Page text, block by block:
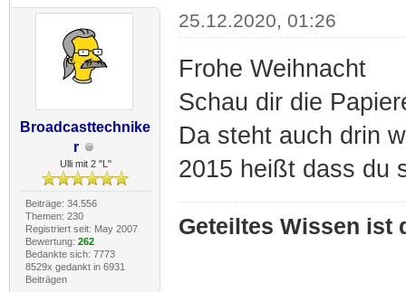
Broadcasttechnike
r
Ulli mit 2 "L"
Beiträge: 34.556
Themen: 230
Registriert seit: May 2007
Bewertung: 262
Bedankte sich: 7773
8529x gedankt in 6931
Beiträgen
25.12.2020, 01:26
Frohe Weihnacht
Schau dir die
Da steht auch drin
2015 heißt dass du
Geteiltes Wissen ist